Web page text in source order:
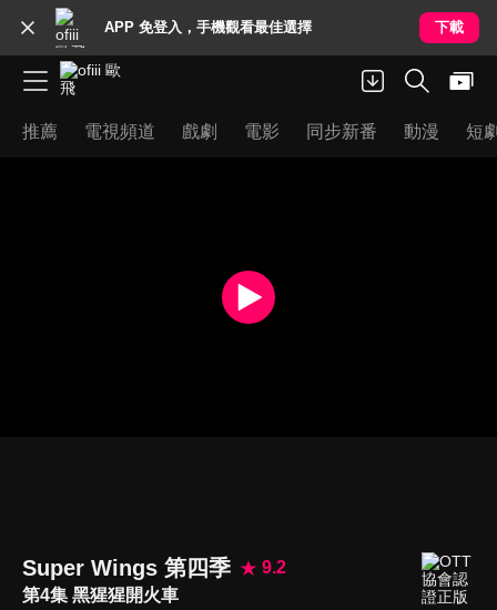
APP 免登入，手機觀看最佳選擇 下載
推薦 電視頻道 戲劇 電影 同步新番 動漫 短
Super Wings 第四季
9.2
第4集 黑猩猩開火車